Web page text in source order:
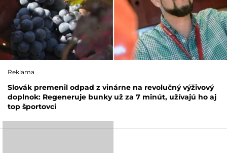
Reklama
Slovák premenil odpad z vinárne na revolučný výživový
doplnok: Regeneruje bunky už za 7 minút, užívajú ho aj
top športovci